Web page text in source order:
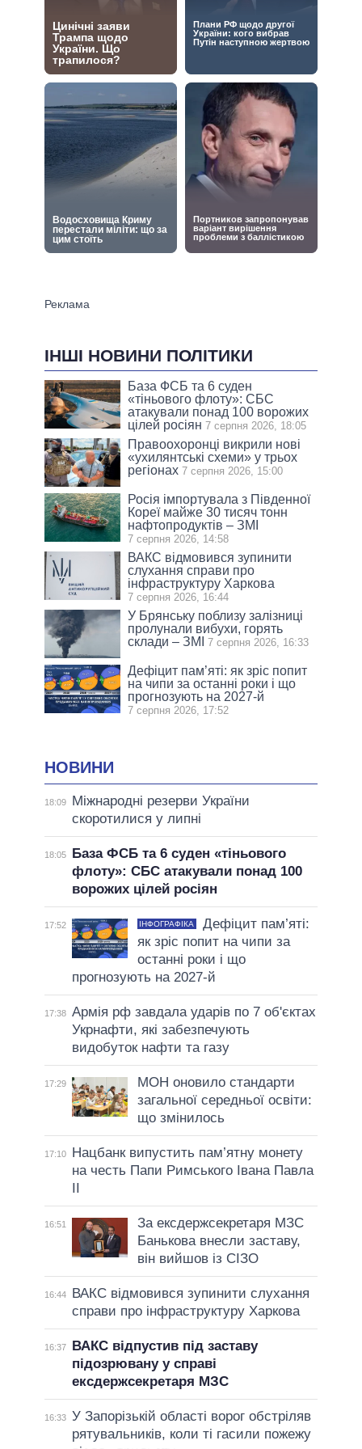
ІНШІ НОВИНИ ПОЛІТИКИ
База ФСБ та 6 суден
«тіньового флоту»: СБС
атакували понад 100 ворожих
цілей росіян 7 серпня 2026, 18:05
Правоохоронці викрили нові
«ухилянтські схеми» у трьох
регіонах 7 серпня 2026, 15:00
Росія імпортувала з Південної
Кореї майже 30 тисяч тонн
нафтопродуктів – ЗМІ
7 серпня 2026, 14:58
ВАКС відмовився зупинити
слухання справи про
інфраструктуру Харкова
7 серпня 2026, 16:44
У Брянську поблизу залізниці
пролунали вибухи, горять
склади – ЗМІ
7 серпня 2026, 16:33
Дефіцит пам’яті: як зріс попит
на чипи за останні роки і що
прогнозують на 2027-й
7 серпня 2026, 17:52
НОВИНИ
18:09
Міжнародні резерви України
скоротилися у липні
18:05
База ФСБ та 6 суден «тіньового
флоту»: СБС атакували понад 100
ворожих цілей росіян
17:52 ІНФОГРАФІКА
Дефіцит пам’яті:
як зріс попит на чипи за
останні роки і що
прогнозують на 2027-й
17:38 Армія рф завдала ударів по 7 об'єктах
Укрнафти, які забезпечують
видобуток нафти та газу
17:29
МОН оновило стандарти
загальної середньої освіти:
що змінилось
17:10
Нацбанк випустить пам’ятну монету
на честь Папи Римського Івана Павла
II
16:51
За ексдержсекретаря МЗС
Банькова внесли заставу,
він вийшов із СІЗО
16:44
ВАКС відмовився зупинити слухання
справи про інфраструктуру Харкова
16:37
ВАКС відпустив під заставу
підозрювану у справі
ексдержсекретаря МЗС
16:33 У Запорізькій області ворог обстріляв
рятувальників, коли ті гасили пожежу